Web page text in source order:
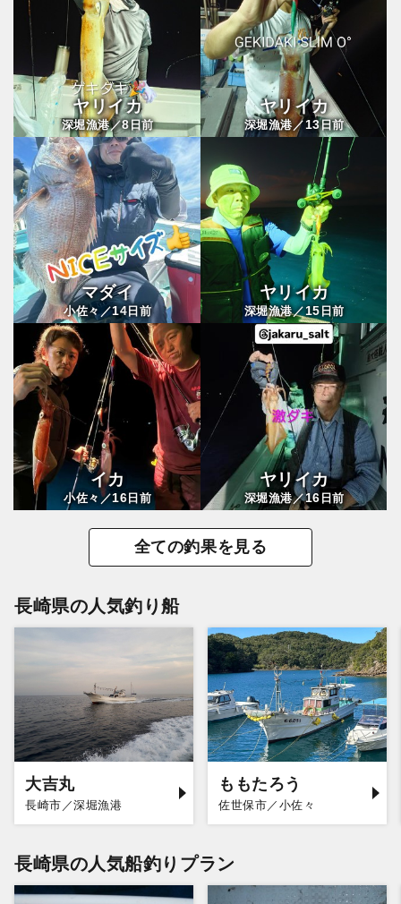
ヤリイカ
深堀漁港／8日前
ヤリイカ
深堀漁港／ 13日前
マダイ
小佐々／14日前
ヤリイカ
深堀漁港／ 15 日前
イカ
小佐々／16日前
ヤリイカ
深堀漁港／16 日前
全ての釣果を見る
長崎県の人気釣り船
大吉丸
長崎市／深堀漁港
ももたろう
佐世保市／小佐々
長崎県の人気船釣りプラン